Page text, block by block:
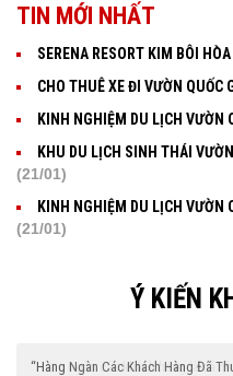
TIN MỚI NHẤT
SERENA RESORT KIM BÔI
CHO THUÊ XE ĐI VƯỜN QUỐC
KINH NGHIỆM DU LỊCH VƯỜN
KHU DU LỊCH SINH THÁI
(21/01)
KINH NGHIỆM DU LỊCH VƯỜN
(21/01)
Ý KIẾN
“Hàng ngàn các khách hàng là cá